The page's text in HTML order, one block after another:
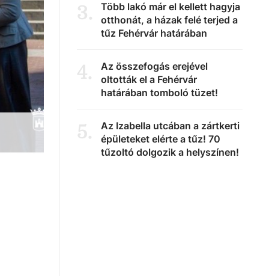
3.
Több lakó már el kellett hagyja
otthonát, a házak felé terjed a
tűz Fehérvár határában
4.
Az összefogás erejével
oltották el a Fehérvár
határában tomboló tüzet!
5.
Az Izabella utcában a zártkerti
épületeket elérte a tűz! 70
tűzoltó dolgozik a helyszínen!